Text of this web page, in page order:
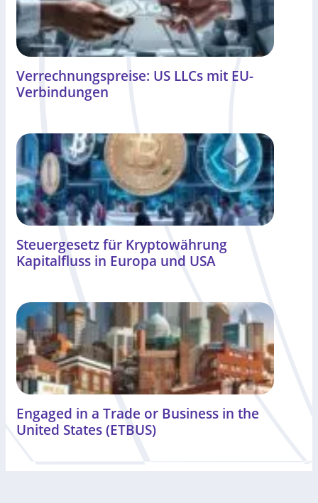
Verrechnungspreise: US LLCs mit EU-
Verbindungen
Steuergesetz für Kryptowährung
Kapitalfluss in Europa und USA
Engaged in a Trade or Business in the
United States (ETBUS)